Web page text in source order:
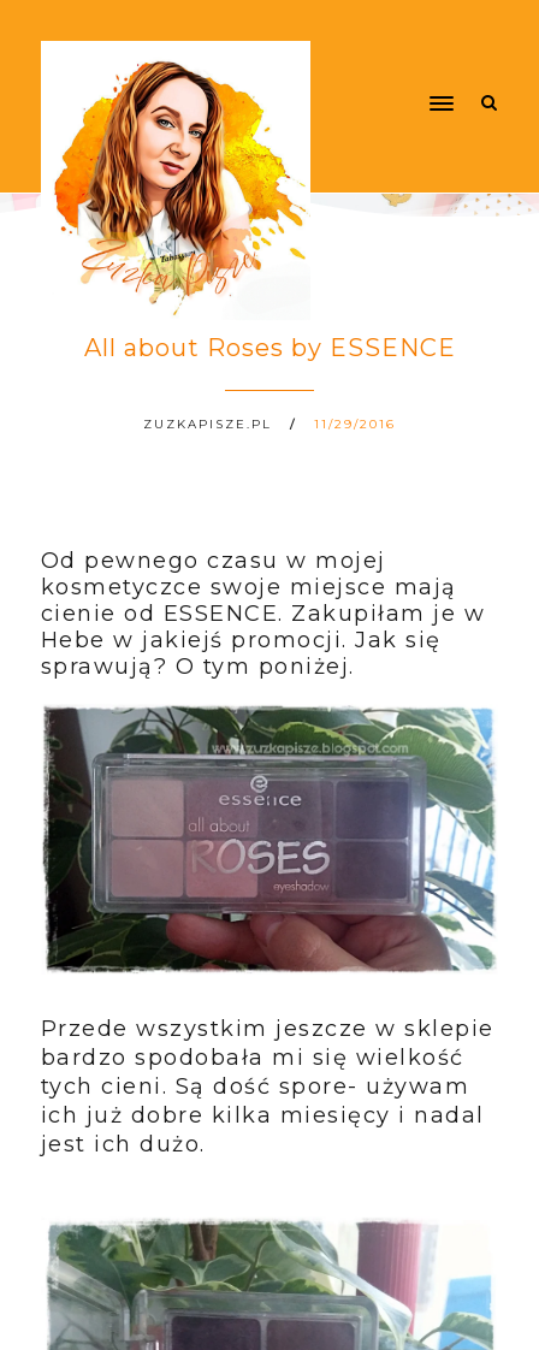
All about Roses by ESSENCE
ZUZKAPISZE.PL 11/29/2016
Od pewnego czasu w mojej
kosmetyczce swoje miejsce mają
cienie od ESSENCE. Zakupiłam je w
Hebe w jakiejś promocji. Jak się
sprawują? O tym poniżej.
Przede wszystkim jeszcze w sklepie
bardzo spodobała mi się wielkość
tych cieni. Są dość spore- używam
ich już dobre kilka miesięcy i nadal
jest ich dużo.